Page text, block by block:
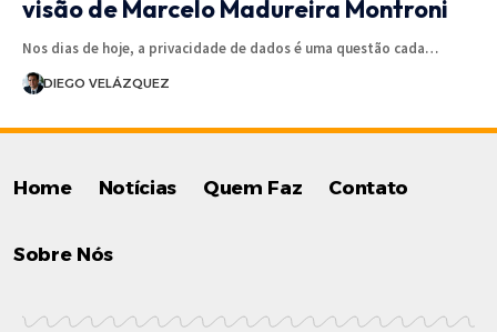
visão de Marcelo Madureira Montroni
Nos dias de hoje, a privacidade de dados é uma questão cada…
DIEGO VELÁZQUEZ
Home Notícias Quem Faz Contato
Sobre Nós